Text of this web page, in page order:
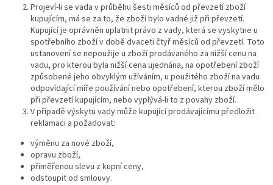
Projeví-li se vada v průběhu šesti měsíců od převzetí zboží
kupujícím, má se za to, že zboží bylo vadné již při převzetí.
Kupující je oprávněn uplatnit právo z vady, která se vyskytne u
spotřebního zboží v době dvaceti čtyř měsíců od převzetí. Toto
ustanovení se nepoužije u zboží prodávaného za nižší cenu na
vadu, pro kterou byla nižší cena ujednána, na opotřebení zboží
způsobené jeho obvyklým užíváním, u použitého zboží na vadu
odpovídající míře používání nebo opotřebení, kterou zboží mělo
při převzetí kupujícím, nebo vyplývá-li to z povahy zboží.
V případě výskytu vady může kupující prodávajícímu předložit
reklamaci a požadovat:
výměnu za nové zboží,
opravu zboží,
přiměřenou slevu z kupní ceny,
odstoupit od smlouvy.